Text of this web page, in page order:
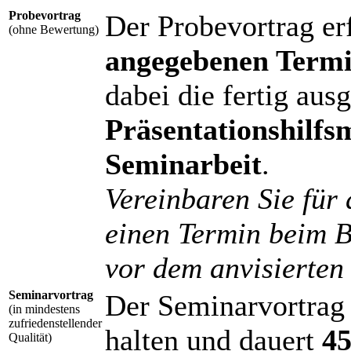
Probevortrag
(ohne Bewertung) Der Probevortrag
angegebenen
dabei die fertig
Seminarbeit.
Vereinbaren Sie
einen Termin beim
vor dem
Seminarvortrag
(in mindestens
zufriedenstellender
Qualität)
Der
halten und dauert